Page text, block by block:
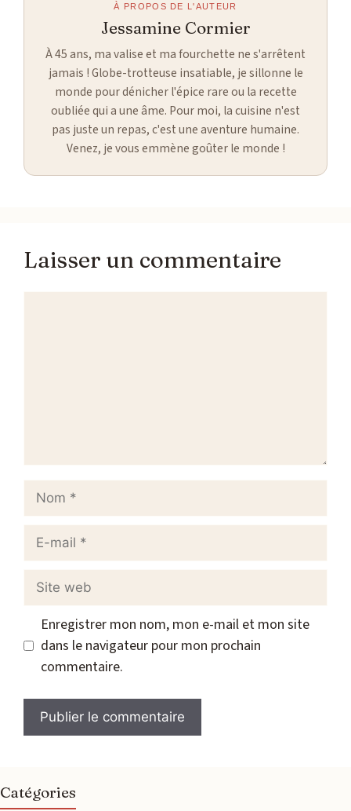
À PROPOS DE L'AUTEUR
Jessamine Cormier
À 45 ans, ma valise et ma fourchette ne s'arrêtent
jamais ! Globe-trotteuse insatiable, je sillonne le
monde pour dénicher l'épice rare ou la recette
oubliée qui a une âme. Pour moi, la cuisine n'est
pas juste un repas, c'est une aventure humaine.
Venez, je vous emmène goûter le monde !
Laisser un commentaire
Nom
Site
Enregistrer mon nom, mon e-mail et mon site
dans le navigateur pour mon prochain
commentaire.
Catégories